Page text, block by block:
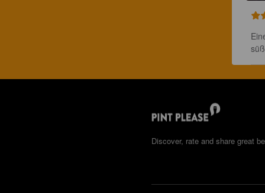
Discover, rate and share great